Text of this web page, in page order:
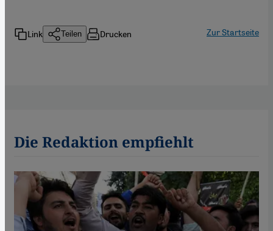
Link Teilen Drucken Zur Startseite
Die Redaktion empfiehlt